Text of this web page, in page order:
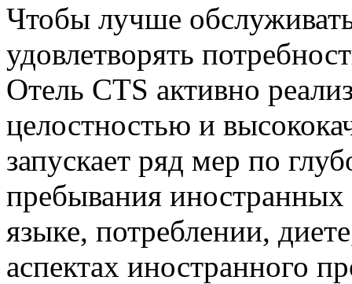
Чтобы лучше
удовлетворять
Отель CTS активно
целостностью и
запускает ряд мер по
пребывания иностранных
языке, потреблении,
аспектах иностранного